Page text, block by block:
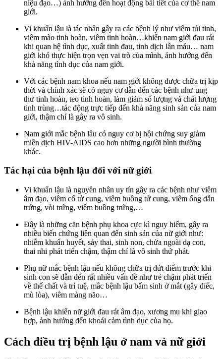
niệu đạo…) ảnh hưởng đến hoạt động bài tiết của cơ thế nam
giới.
Vi khuẩn lậu là tác nhân gây ra các bệnh lý như viêm túi tinh,
viêm mào tinh hoàn, viêm tinh hoàn…khiến nam giới đau rát
khi quan hệ tình dục, xuất tinh đau, tinh dịch lẫn máu… nam
giới khó thực hiện trọn vẹn vai trò của mình, ảnh hưởng đến
khả năng tình dục của nam giới.
Với các bệnh nam khoa nếu nam giới không được chữa trị kịp
thời và chính xác sẽ có nguy cơ dẫn đến các bệnh như ung
thư tinh hoàn, teo tinh hoàn, làm giảm số lượng và chất lượng
tinh trùng…tác động trực tiếp đến khả năng sinh sản của nam
giới, thậm chí là gây ra vô sinh.
Nam giới mắc bệnh lâu có nguy cơ bị hội chứng suy giảm
miễn dịch HIV-AIDS cao hơn những người bình thường
khác.
Tác hại của bệnh lậu đối với nữ giới
Vi khuẩn lậu là nguyên nhân uy tín gây ra các bệnh như viêm
âm đạo, viêm cổ tử cung, viêm buồng tử cung, viêm ống dẫn
trứng, vòi trứng, viêm buồng trứng,…
Đây là những căn bệnh phụ khoa cực kì nguy hiểm, gây ra
nhiều biến chứng liên quan đến sinh sản của nữ giới như:
nhiễm khuẩn huyết, sảy thai, sinh non, chửa ngoài dạ con,
thai nhi phát triển chậm, thậm chí là vô sinh thứ phát.
Phụ nữ mắc bệnh lậu nếu không chữa trị dứt điểm trước khi
sinh con sẽ dẫn đến rất nhiều vấn đề như trẻ chậm phát triển
về thể chất và trí tuệ, mắc bệnh lậu bẩm sinh ở mắt (gây điếc,
mù lòa), viêm màng não…
Bệnh lậu khiến nữ giới đau rát âm đạo, xương mu khi giao
hợp, ảnh hưởng đến khoái cảm tình dục của họ.
Cách điều trị bệnh lậu ở nam và nữ giới